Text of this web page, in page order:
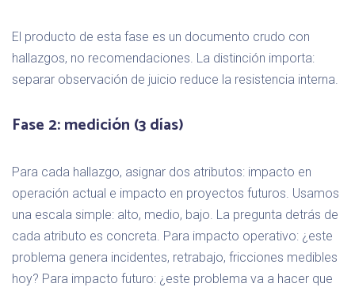
El producto de esta fase es un documento crudo con
hallazgos, no recomendaciones. La distinción importa:
separar observación de juicio reduce la resistencia interna.
Fase 2: medición (3 días)
Para cada hallazgo, asignar dos atributos: impacto en
operación actual e impacto en proyectos futuros. Usamos
una escala simple: alto, medio, bajo. La pregunta detrás de
cada atributo es concreta. Para impacto operativo: ¿este
problema genera incidentes, retrabajo, fricciones medibles
hoy? Para impacto futuro: ¿este problema va a hacer que